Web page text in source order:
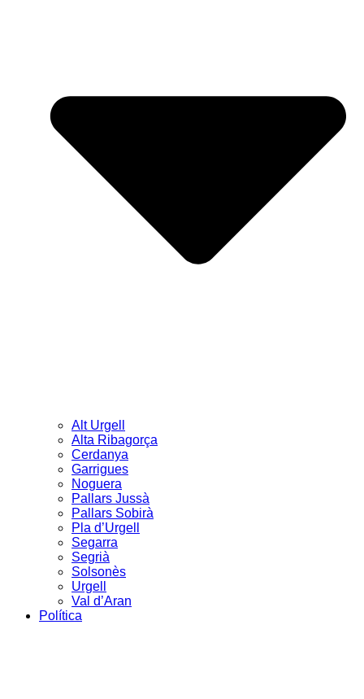
Alt Urgell
Alta Ribagorça
Cerdanya
Garrigues
Noguera
Pallars Jussà
Pallars Sobirà
Pla d’Urgell
Segarra
Segrià
Solsonès
Urgell
Val d’Aran
Política